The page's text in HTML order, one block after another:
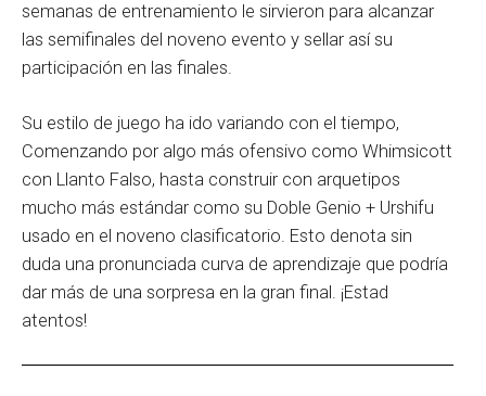
semanas de entrenamiento le sirvieron para alcanzar
las semifinales del noveno evento y sellar así su
participación en las finales.
Su estilo de juego ha ido variando con el tiempo,
Comenzando por algo más ofensivo como Whimsicott
con Llanto Falso, hasta construir con arquetipos
mucho más estándar como su Doble Genio + Urshifu
usado en el noveno clasificatorio. Esto denota sin
duda una pronunciada curva de aprendizaje que podría
dar más de una sorpresa en la gran final. ¡Estad
atentos!